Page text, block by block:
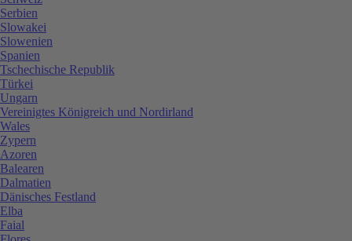
Serbien
Slowakei
Slowenien
Spanien
Tschechische Republik
Türkei
Ungarn
Vereinigtes Königreich und Nordirland
Wales
Zypern
Azoren
Balearen
Dalmatien
Dänisches Festland
Elba
Faial